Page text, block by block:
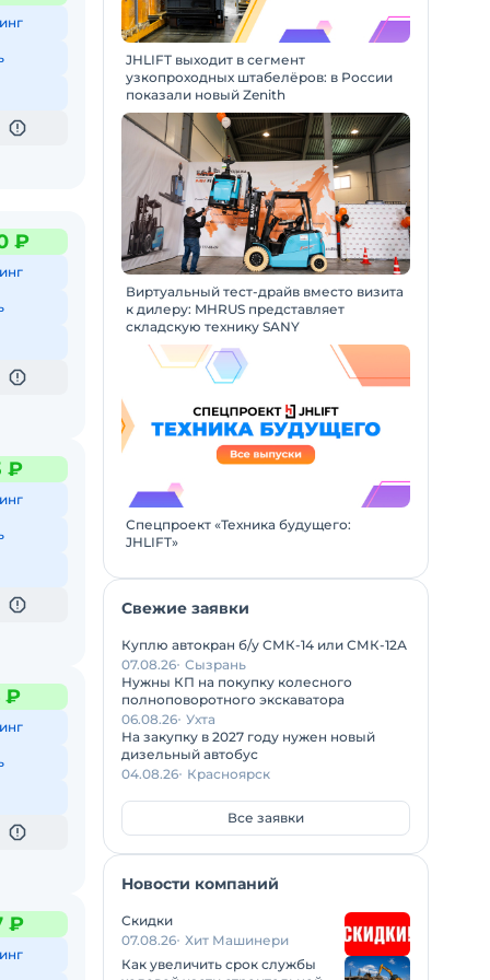
₽
₽
₽
₽
JHLIFT выходит в сегмент
узкопроходных штабелёров: в России
показали новый Zenith
Виртуальный тест-драйв вместо визита
к дилеру: MHRUS представляет
складскую технику SANY
Спецпроект «Техника будущего:
JHLIFT»
Свежие заявки
Куплю автокран б/у СМК-14 или СМК-12А
07.08.26 Сызрань
Нужны КП на покупку колесного
полноповоротного экскаватора
06.08.26 Ухта
На закупку в 2027 году нужен новый
дизельный автобус
04.08.26 Красноярск
Все заявки
Новости компаний
Скидки
07.08.26 Хит Машинери
Как увеличить срок службы